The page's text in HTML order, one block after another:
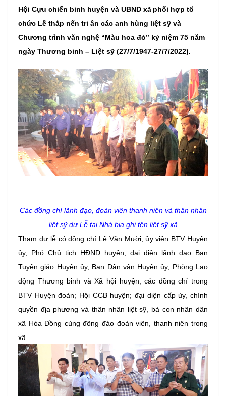
Hội Cựu chiến binh huyện và UBND xã phối hợp tổ
chức Lễ thắp nến tri ân các anh hùng liệt sỹ và
Chương trình văn nghệ “Màu hoa đỏ” kỷ niệm 75 năm
ngày Thương binh – Liệt sỹ (27/7/1947-27/7/2022).
Các đồng chí lãnh đạo, đoàn viên thanh niên và thân nhân
liệt sỹdự Lễtại Nhà bia ghi tên liệt sỹ xã
Tham dự lễ có đồng chí Lê Văn Mười, ủy viên BTV Huyện
ủy, Phó Chủ tịch HĐND huyện; đại diện lãnh đạo Ban
Tuyên giáo Huyện ủy, Ban Dân vận Huyện ủy, Phòng Lao
động Thương binh và Xã hội huyện, các đồng chí trong
BTV Huyện đoàn; Hội CCB huyện; đại diện cấp ủy, chính
quyền địa phương và thân nhân liệt sỹ, bà con nhân dân
xã Hòa Đồng cùng đông đảo đoàn viên, thanh niên trong
xã.